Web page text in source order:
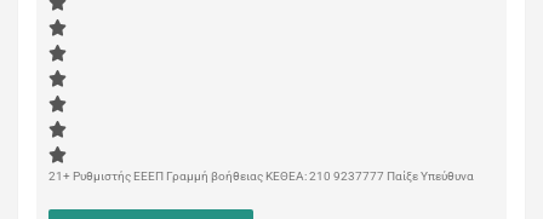
21+ Ρυθμιστής ΕΕΕΠ Γραμμή βοήθειας ΚΕΘΕΑ: 210 9237777 Παίξε Υπεύθυνα